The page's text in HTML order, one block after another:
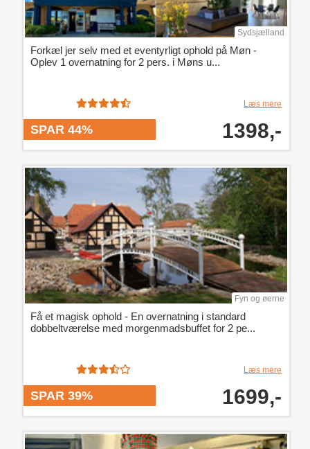
Sydsjælland
Forkæl jer selv med et eventyrligt ophold på Møn -
Oplev 1 overnatning for 2 pers. i Møns u...
Læs mere
SPAR 44% 1398,-
Fyn og øerne
Få et magisk ophold - En overnatning i standard
dobbeltværelse med morgenmadsbuffet for 2 pe...
Læs mere
SPAR 39% 1699,-